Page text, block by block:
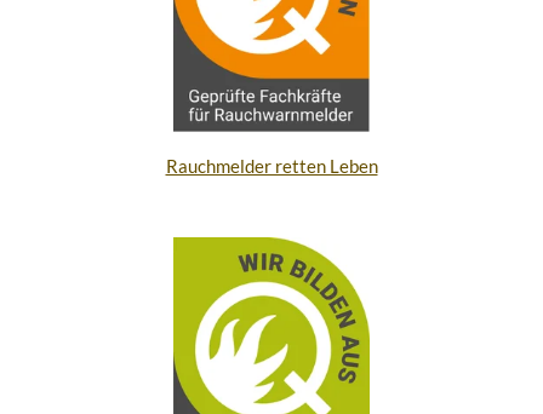
Rauchmelder retten Leben